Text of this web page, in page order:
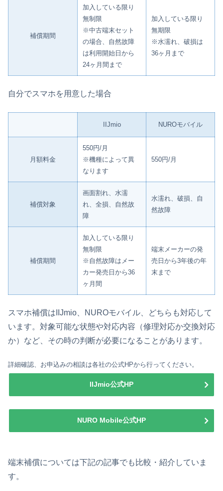
補償期間
加入している限り
無制限
※中古端末セット
の場合、自然故障
は利用開始日から
24ヶ月間まで
加入している限り
無期限
※水濡れ、破損は
36ヶ月まで
自分でスマホを用意した場合
IIJmio NUROモバイル
月額料金
550円/月
※機種によって異
なります
550円/月
補償対象
画面割れ、水濡
れ、全損、自然故
障
水濡れ、破損、自
然故障
補償期間
加入している限り
無制限
※自然故障はメー
カー発売日から36
ヶ月間
端末メーカーの発
売日から3年後の年
末まで
スマホ補償はIIJmio、NUROモバイル、どちらも対応して
います。対象可能な状態や対応内容（修理対応か交換対応
か）など、その時の判断が必要になることがあります。
詳細確認、お申込みの相談は各社の公式HPから行ってください。
IIJmio公式HP
NURO Mobile公式HP
端末補償については下記の記事でも比較・紹介していま
す。